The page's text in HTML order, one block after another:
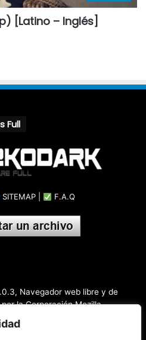
[Latino – Inglés]
Full
SITEMAP F.A.Q
Navegador web libre y de
la Corporación Mozilla
Solución para convertir o